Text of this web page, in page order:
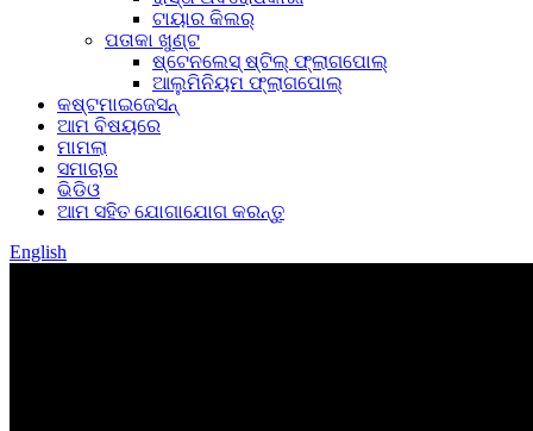
ଟାୟାର କିଲର୍‌
ପତାକା ଖୁଣ୍ଟ
ଷ୍ଟେନଲେସ୍ ଷ୍ଟିଲ୍ ଫ୍ଲାଗପୋଲ୍
ଆଲୁମିନିୟମ ଫ୍ଲାଗପୋଲ୍
କଷ୍ଟମାଇଜେସନ୍
ଆମ ବିଷୟରେ
ମାମଲା
ସମାଚାର
ଭିଡିଓ
ଆମ ସହିତ ଯୋଗାଯୋଗ କରନ୍ତୁ
English